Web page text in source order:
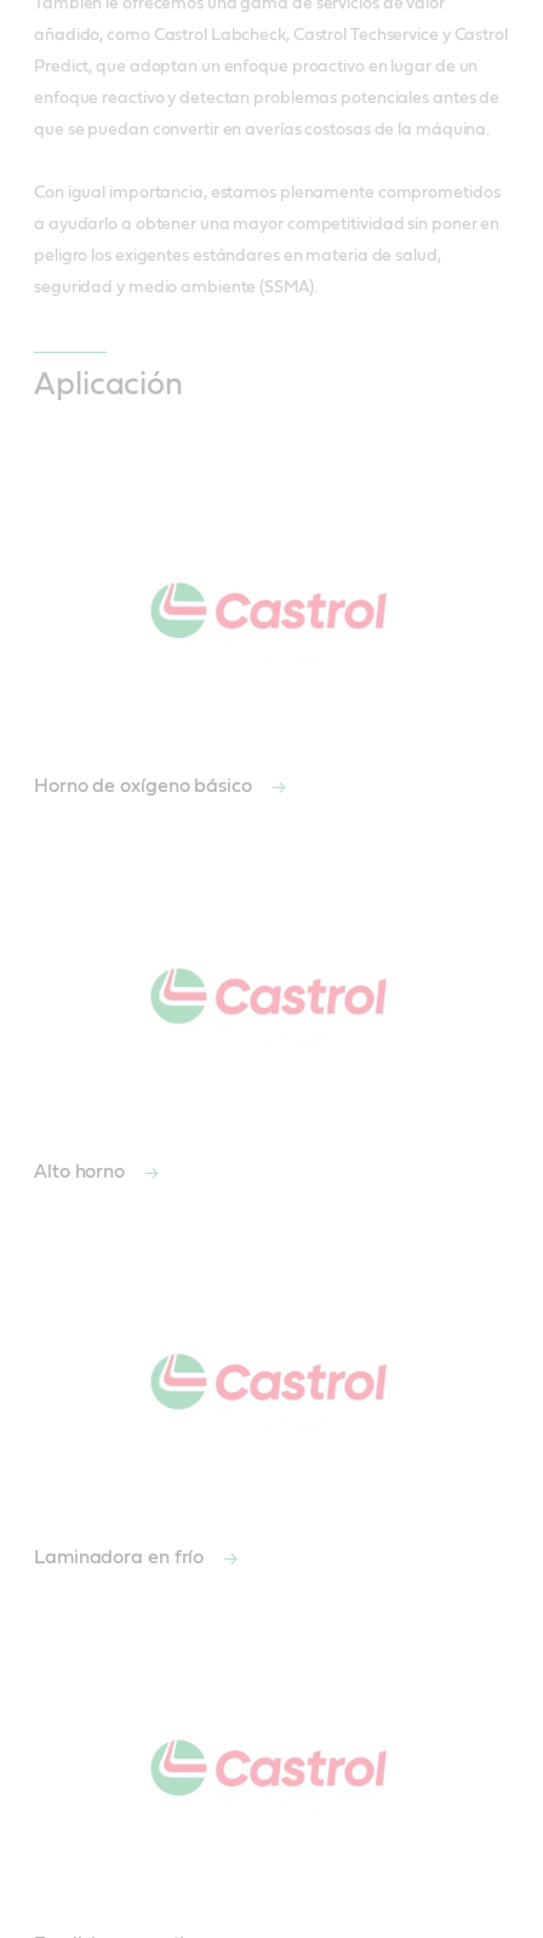
añadido, como Castrol Labcheck, Castrol Techservice y Castrol
Predict, que adoptan un enfoque proactivo en lugar de un
enfoque reactivo y detectan problemas potenciales antes de
que se puedan convertir en averías costosas de la máquina.
Con igual importancia, estamos plenamente comprometidos
a ayudarlo a obtener una mayor competitividad sin poner en
peligro los exigentes estándares en materia de salud,
seguridad y medio ambiente (SSMA).
Aplicación
Horno de oxígeno básico
Alto horno
Laminadora en frío